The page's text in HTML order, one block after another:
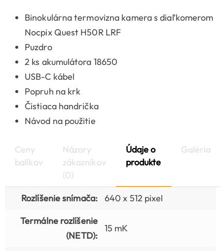
Binokulárna termovizna kamera s diaľkomerom
Nocpix Quest H50R LRF
Puzdro
2 ks akumulátora 18650
USB-C kábel
Popruh na krk
Čistiaca handrička
Návod na použitie
Ceny
balíkov
Názory
zákazníkov
(0)
Údaje o
produkte
Galéria
Rozlíšenie snímača:
640 x 512 pixel
Termálne rozlíšenie
(NETD):
15 mK